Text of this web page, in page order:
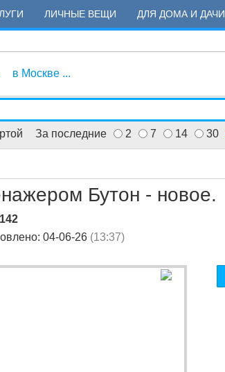
ЛИЧНЫЕ ВЕЩИ ДЛЯ ДОМА И ДАЧИ
в Москве ...
За последние 2 7 14 30
Бутон - новое.
04-06-26 (13:37)